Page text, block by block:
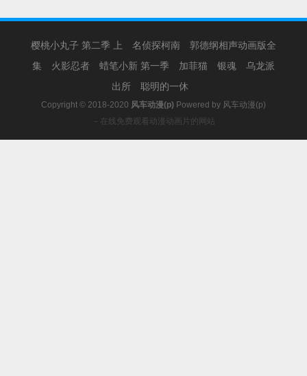
樱桃小丸子 第二季 上 名侦探柯南
郭德纲相声动画版全
集
火影忍者 蜡笔小新 第一季 加菲猫 银魂
乌龙派
出所
聪明的一休
Copyright © 2018-2020 风车动漫(p) Powered by 风车动漫(p)
－在线免费观看动漫动画片的网站